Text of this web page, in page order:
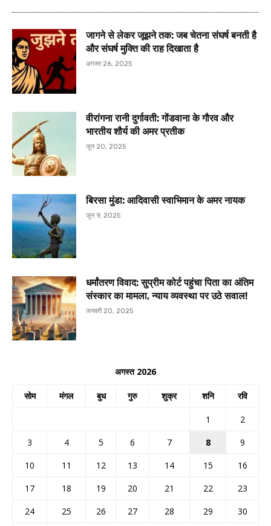
जागने से लेकर जूझने तक: जब चेतना संघर्ष बनती है
और संघर्ष मुक्ति की राह दिखाता है
अगस्त 26, 2025
वीरांगना रानी दुर्गावती: गोंडवाना के गौरव और
भारतीय शौर्य की अमर प्रतीक
जून 20, 2025
बिरसा मुंडा: आदिवासी स्वाभिमान के अमर नायक
जून 9, 2025
धर्मांतरण विवाद: सुप्रीम कोर्ट पहुंचा पिता का अंतिम
संस्कार का मामला, न्याय व्यवस्था पर उठे सवाल!
जनवरी 20, 2025
अगस्त 2026
सोम मंगल बुध गुरु शुक्र शनि रवि
1
2
3
4 5 6 7 8
9
10
11 12 13 14 15
16
17
18 19 20 21 22
23
24
25 26 27 28 29
30